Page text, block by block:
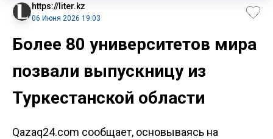
https://liter.kz
06 Июня 2026 19:03
Более 80 университетов мира
позвали выпускницу из
Туркестанской области
Qazaq24.com сообщает, основываясь на